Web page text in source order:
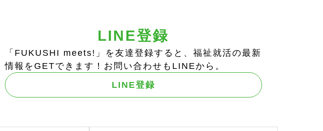
LINE登録
「FUKUSHI meets!」を友達登録すると、福祉就活の最新
情報をGETできます！お問い合わせもLINEから。
LINE登録